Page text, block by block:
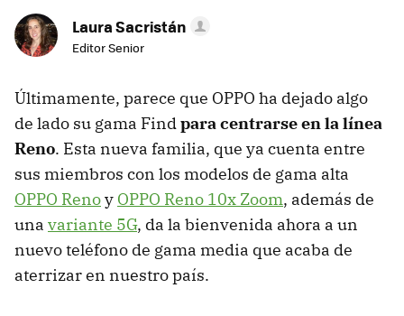
Laura Sacristán
Editor Senior
Últimamente, parece que OPPO ha dejado algo
de lado su gama Findpara centrarse en la línea
Reno. Esta nueva familia, que ya cuenta entre
sus miembros con los modelos de gama alta
OPPO Renoy OPPO Reno 10x Zoom, además de
una variante 5G, da la bienvenida ahora a un
nuevo teléfono de gama media que acaba de
aterrizar en nuestro país.